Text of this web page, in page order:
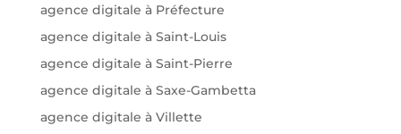
agence digitale à Préfecture
agence digitale à Saint-Louis
agence digitale à Saint-Pierre
agence digitale à Saxe-Gambetta
agence digitale à Villette